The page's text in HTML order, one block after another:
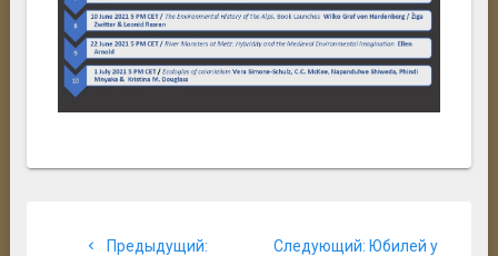
Предыдущий: ПредыдущаяСледующий: Следующая
Юбилей у